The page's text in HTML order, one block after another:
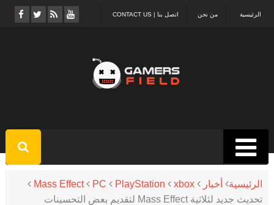
اتصل بنا | CONTACT US من نحن الرئيسية
الرئيسية أخبار Mass Effect PC PlayStation
xbox
تحديث جديد لثلاثية Mass Effect لتقديم بعض التحسينات